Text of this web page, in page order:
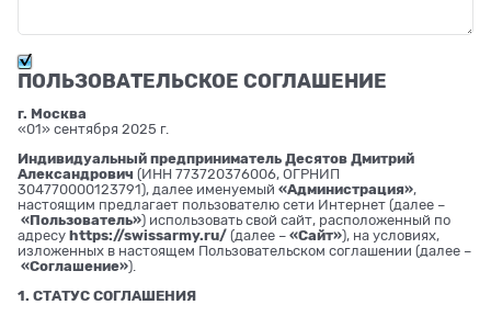
ПОЛЬЗОВАТЕЛЬСКОЕ СОГЛАШЕНИЕ
г. Москва
«01» сентября 2025 г.
Индивидуальный предприниматель Десятов Дмитрий
Александрович (ИНН 773720376006, ОГРНИП
304770000123791), далее именуемый «Администрация»,
настоящим предлагает пользователю сети Интернет (далее –
«Пользователь») использовать свой сайт, расположенный по
адресу https://swissarmy.ru/ (далее – «Сайт»), на условиях,
изложенных в настоящем Пользовательском соглашении (далее –
«Соглашение»).
1. СТАТУС СОГЛАШЕНИЯ